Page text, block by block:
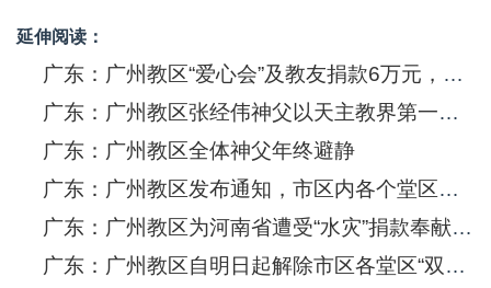
延伸阅读：
广东：广州教区“爱心会”及教友捐款6万元，支援海外疫情
广东：广州教区张经伟神父以天主教界第一名的成绩考取中国人民大学硕士研究生
广东：广州教区全体神父年终避静
广东：广州教区发布通知，市区内各个堂区全部实施“双暂停”
广东：广州教区为河南省遭受“水灾”捐款奉献爱心
广东：广州教区自明日起解除市区各堂区“双暂停”，教堂恢复开放